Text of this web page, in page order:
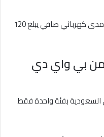
تصل بي واي دي تشين بلس 2026 إلى مدى كهربائي صافي يبلغ 120
بي واي دي
واي دي تشين بلس 2026 في السعودية بفئة واحدة فقط